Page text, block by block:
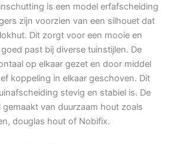
is een model erfafscheiding
zijn voorzien van een silhouet dat
Dit zorgt voor een mooie en
past bij diverse tuinstijlen. De
op elkaar gezet en door middel
koppeling in elkaar geschoven. Dit
stevig en stabiel is. De
van duurzaam hout zoals
douglas hout of Nobifix.